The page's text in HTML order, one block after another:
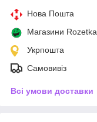
Нова Пошта
Магазини Rozetka
Укрпошта
Самовивіз
Всі умови доставки